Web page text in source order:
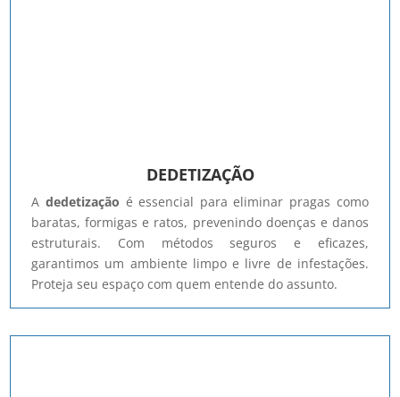
DEDETIZAÇÃO
A dedetização é essencial para eliminar pragas como
baratas, formigas e ratos, prevenindo doenças e danos
estruturais. Com métodos seguros e eficazes,
garantimos um ambiente limpo e livre de infestações.
Proteja seu espaço com quem entende do assunto.